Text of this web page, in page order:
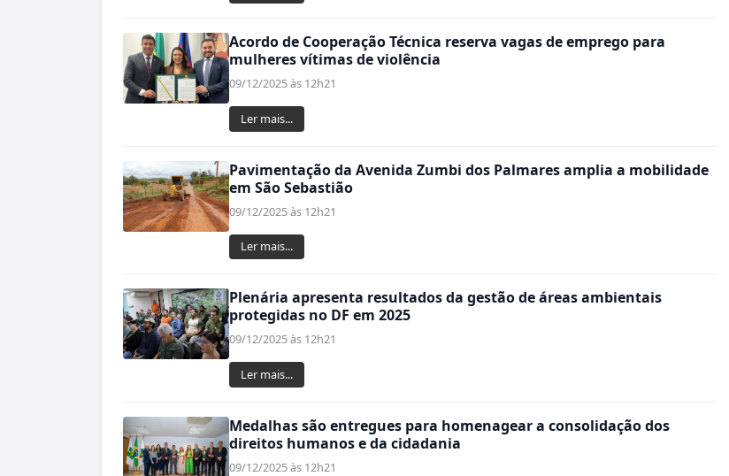
Acordo de Cooperação Técnica reserva vagas de emprego para
mulheres vítimas de violência
09/12/2025 às 12h21
Ler mais...
Pavimentação da Avenida Zumbi dos Palmares amplia a mobilidade
em São Sebastião
09/12/2025 às 12h21
Ler mais...
Plenária apresenta resultados da gestão de áreas ambientais
protegidas no DF em 2025
09/12/2025 às 12h21
Ler mais...
Medalhas são entregues para homenagear a consolidação dos
direitos humanos e da cidadania
09/12/2025 às 12h21